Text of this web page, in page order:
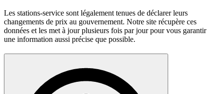
Les stations-service sont légalement tenues de déclarer leurs
changements de prix au gouvernement. Notre site récupère ces
données et les met à jour plusieurs fois par jour pour vous garantir
une information aussi précise que possible.